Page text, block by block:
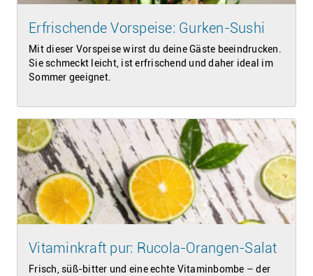
Erfrischende Vorspeise: Gurken-Sushi
Mit dieser Vorspeise wirst du deine Gäste beeindrucken.
Sie schmeckt leicht, ist erfrischend und daher ideal im
Sommer geeignet.
Vitaminkraft pur: Rucola-Orangen-Salat
Frisch, süß-bitter und eine echte Vitaminbombe – der